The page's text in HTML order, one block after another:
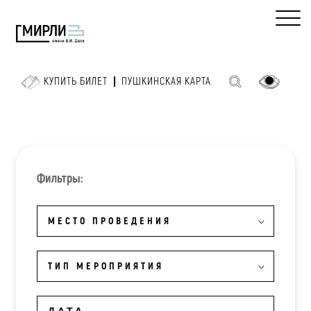
КУПИТЬ БИЛЕТ ПУШКИНСКАЯ КАРТА
Фильтры:
МЕСТО ПРОВЕДЕНИЯ
ТИП МЕРОПРИЯТИЯ